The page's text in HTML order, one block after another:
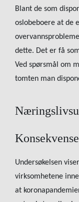
Blant de som
oslobeboere at de
dette. Det er få
Ved spørsmål om
tomten man
Undersøkelsen
virksomhetene
at